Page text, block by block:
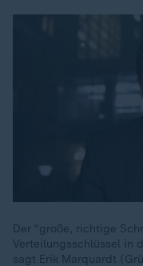
Der "große, richtige
Verteilungsschlüssel in
sagt Erik Marquardt